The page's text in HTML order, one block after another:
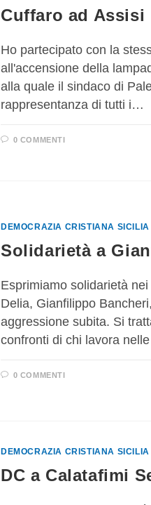
Cuffaro ad Assisi
Ho partecipato con la
all'accensione della
alla quale il sindaco di
rappresentanza di tutti i…
0 COMMENTI
DEMOCRAZIA CRISTIANA SICILIA
Solidarietà a
Esprimiamo solidarietà
Delia, Gianfilippo
aggressione subita. Si
confronti di chi lavora
0 COMMENTI
DEMOCRAZIA CRISTIANA SICILIA
DC a Calatafimi